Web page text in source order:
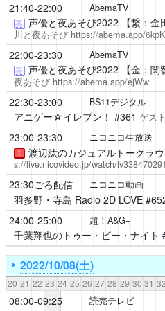
21:40-22:00 AbemaTV
再 声優と夜あそび2022【繋：金
川と夜あそび https://abema.app/6kpK
22:00-23:30 AbemaTV
再 声優と夜あそび2022【金：関
夜あそび https://abema.app/ejWw
22:30-23:00 BS11デジタル
アニゲー☆イレブン！ #361 ゲス
23:00-23:30 ニコニコ生放送
！ 渡辺紘のカジュアルトークラ
s://live.nicovideo.jp/watch/lv338470291
23:30ごろ配信 ニコニコ動画
羽多野・寺島 Radio 2D LOVE
24:00-25:00 超！A&G+
千葉翔也のトゥー・ビー・ナイト
2022/10/08(土)
20 21 22 23 24 25 26 27 28 29 30 31 32
08:00-09:25 読売テレビ